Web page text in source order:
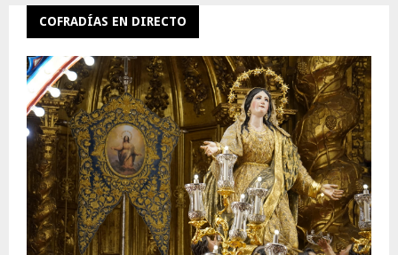
COFRADÍAS EN DIRECTO